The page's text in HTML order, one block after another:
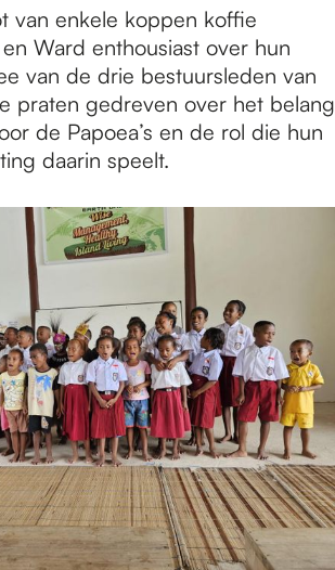
van enkele koppen koffie
Ward enthousiast over hun
van de drie bestuursleden van
praten gedreven over het belang
de Papoea’s en de rol die hun
daarin speelt.